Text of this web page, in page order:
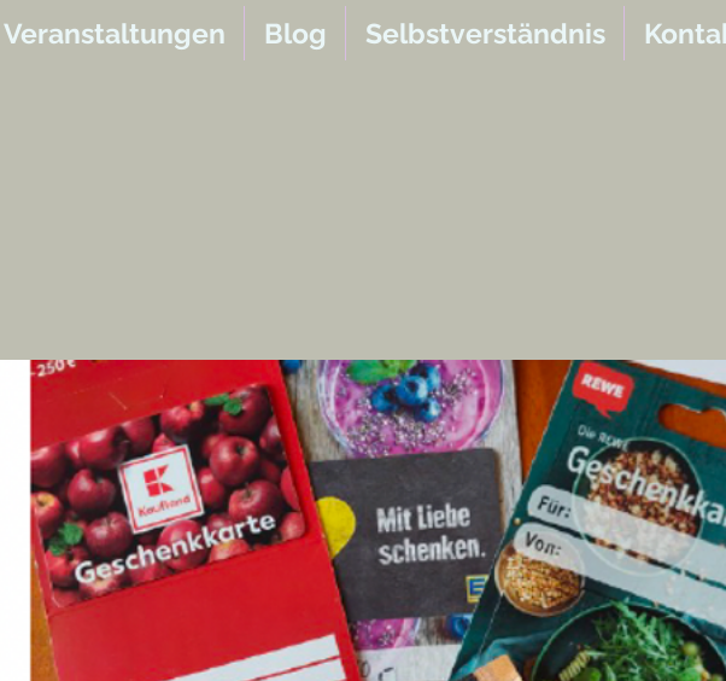
Veranstaltungen Blog Selbstverständnis